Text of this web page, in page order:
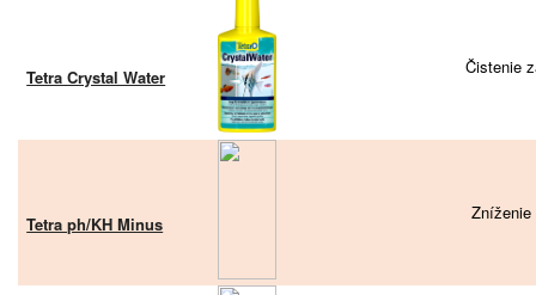
Tetra Crystal Water Čistenie
Tetra ph/KH Minus